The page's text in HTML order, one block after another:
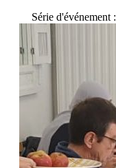
Série d'événement :